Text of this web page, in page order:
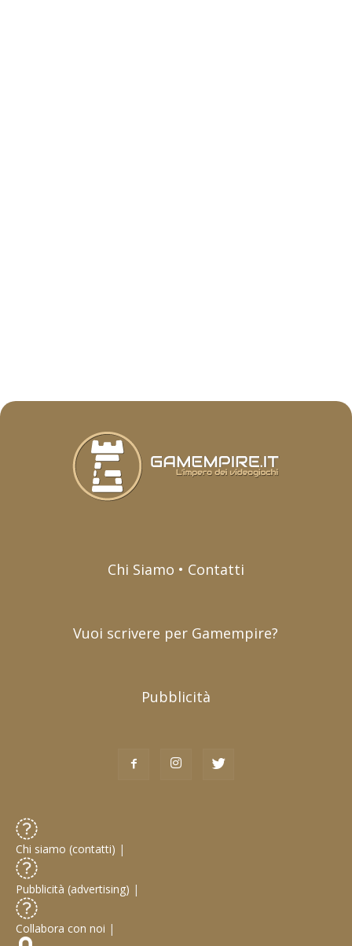
Chi Siamo • Contatti
Vuoi scrivere per Gamempire?
Pubblicità
Chi siamo (contatti) |
Pubblicità (advertising) |
Collabora con noi |